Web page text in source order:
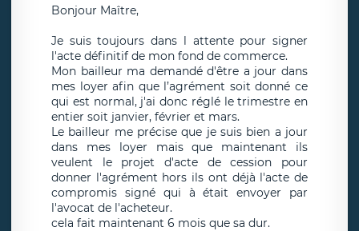
Bonjour Maître,
Je suis toujours dans l attente pour signer
l'acte définitif de mon fond de commerce.
Mon bailleur ma demandé d'être a jour dans
mes loyer afin que l’agrément soit donné ce
qui est normal, j'ai donc réglé le trimestre en
entier soit janvier, février et mars.
Le bailleur me précise que je suis bien a jour
dans mes loyer mais que maintenant ils
veulent le projet d'acte de cession pour
donner l'agrément hors ils ont déjà l'acte de
compromis signé qui à était envoyer par
l'avocat de l'acheteur.
cela fait maintenant 6 mois que sa dur.